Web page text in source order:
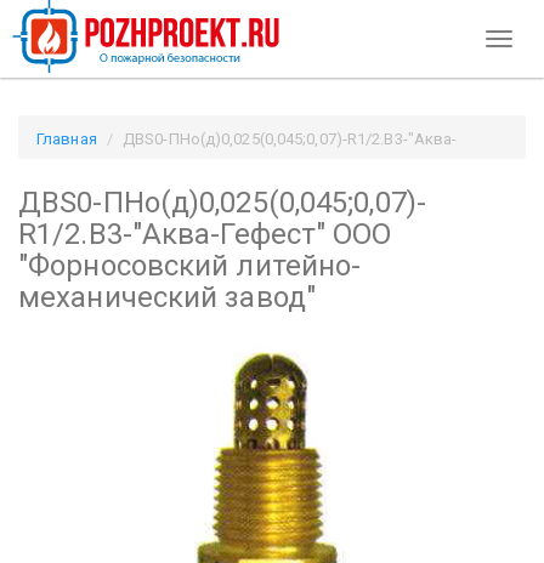
Главная
ДВS0-ПНо(д)0,025(0,045;0,07)-R1/2.В3-"Аква-
Pozhproekt.ru
ДВS0-ПНо(д)0,025(0,045;0,07)-
R1/2.В3-"Аква-Гефест" ООО
"Форносовский литейно-
механический завод"